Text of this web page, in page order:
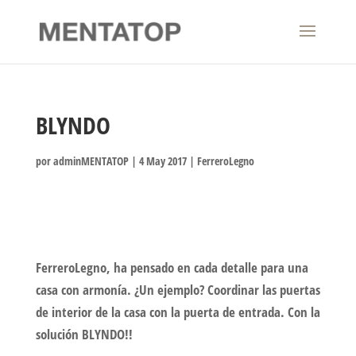
BLYNDO
poradminMENTATOP| 4 May 2017| FerreroLegno
FerreroLegno, ha pensado en cada detalle para una
casa con armonía. ¿Un ejemplo? Coordinar las puertas
de interior de la casa con la puerta de entrada. Con la
solución BLYNDO!!